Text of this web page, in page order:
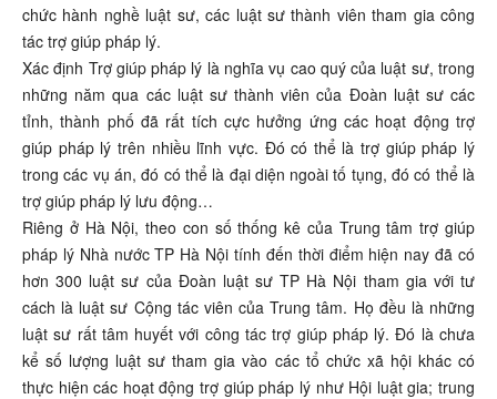
chức hành nghề luật sư, các luật sư thành viên tham gia công
tác trợ giúp pháp lý.
Xác định Trợ giúp pháp lý là nghĩa vụ cao quý của luật sư, trong
những năm qua các luật sư thành viên của Đoàn luật sư các
tỉnh, thành phố đã rất tích cực hưởng ứng các hoạt động trợ
giúp pháp lý trên nhiều lĩnh vực. Đó có thể là trợ giúp pháp lý
trong các vụ án, đó có thể là đại diện ngoài tố tụng, đó có thể là
trợ giúp pháp lý lưu động…
Riêng ở Hà Nội, theo con số thống kê của Trung tâm trợ giúp
pháp lý Nhà nước TP Hà Nội tính đến thời điểm hiện nay đã có
hơn 300 luật sư của Đoàn luật sư TP Hà Nội tham gia với tư
cách là luật sư Cộng tác viên của Trung tâm. Họ đều là những
luật sư rất tâm huyết với công tác trợ giúp pháp lý. Đó là chưa
kể số lượng luật sư tham gia vào các tổ chức xã hội khác có
thực hiện các hoạt động trợ giúp pháp lý như Hội luật gia; trung